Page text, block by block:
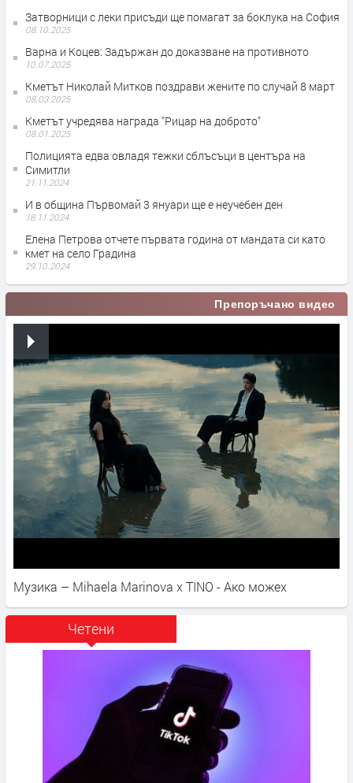
Затворници с леки присъди ще помагат за боклука на София
08.10.2025
Варна и Коцев: Задържан до доказване на противното
10.07.2025
Кметът Николай Митков поздрави жените по случай 8 март
08.03.2025
Кметът учредява награда "Рицар на доброто"
08.01.2025
Полицията едва овладя тежки сблъсъци в центъра на
Симитли
21.11.2024
И в община Първомай 3 януари ще е неучебен ден
18.11.2024
Елена Петрова отчете първата година от мандата си като
кмет на село Градина
29.10.2024
Препоръчано видео
Музика – Mihaela Marinova x TINO - Ако можех
Четени